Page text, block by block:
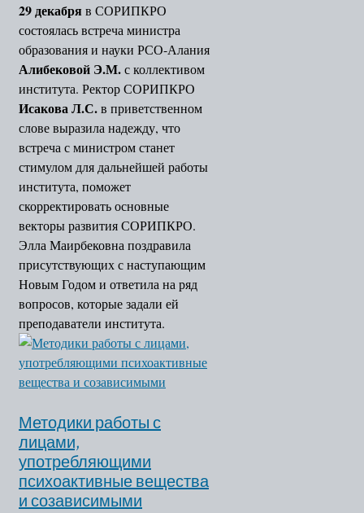
29 декабряв СОРИПКРО
состоялась встреча министра
образования и науки РСО-Алания
Алибековой Э.М.с коллективом
института. Ректор СОРИПКРО
Исакова Л.С.в приветственном
слове выразила надежду, что
встреча с министром станет
стимулом для дальнейшей работы
института, поможет
скорректировать основные
векторы развития СОРИПКРО.
Элла Маирбековна поздравила
присутствующих с наступающим
Новым Годом и ответила на ряд
вопросов, которые задали ей
преподаватели института.
Методики работы с
лицами,
употребляющими
психоактивные вещества
и созависимыми